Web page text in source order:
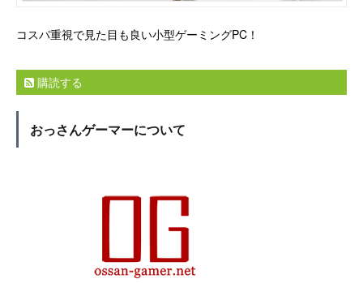
コスパ重視で見た目も良い小型ゲーミングPC！
購読する
おっさんゲーマーについて